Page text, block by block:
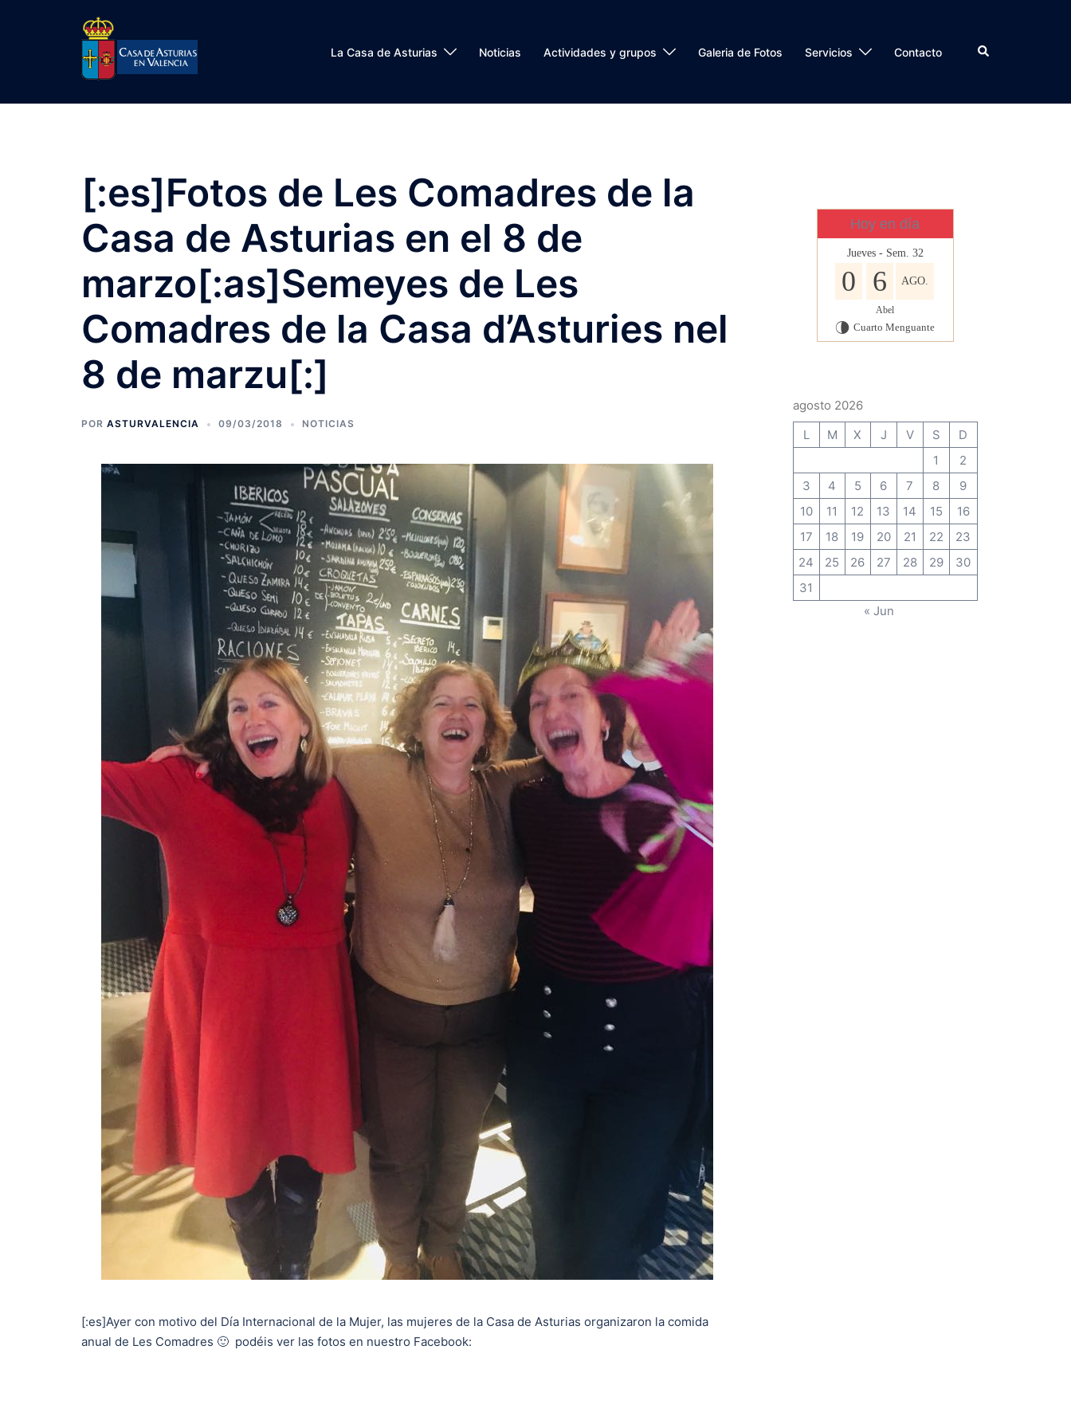
La Casa de Asturias Noticias Actividades y grupos Galeria de Fotos Servicios Contacto Buscar
[:es]Fotos de Les Comadres de la
Casa de Asturias en el 8 de
marzo[:as]Semeyes de Les
Comadres de la Casa d’Asturies nel
8 de marzu[:]
POR ASTURVALENCIA 09/03/2018 NOTICIAS
[:es]Ayer con motivo del Día Internacional de la Mujer, las mujeres de la Casa de Asturias organizaron la comida
anual de Les Comadres 🙂 podéis ver las fotos en nuestro Facebook:
Hoy en día
Jueves - Sem. 32
0 6 AGO.
Abel
U Cuarto Menguante
agosto 2026
L
M X J V S
D
1
2
3
4 5 6 7 8
9
10
11 12 13 14 15
16
17
18 19 20 21 22
23
24
25 26 27 28 29
30
31
« Jun